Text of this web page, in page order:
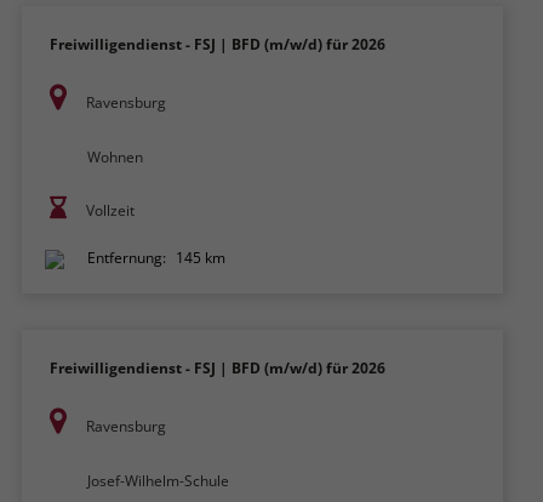
Freiwilligendienst - FSJ | BFD (m/w/d) für 2026
Ravensburg
Wohnen
Vollzeit
Entfernung: 145 km
Freiwilligendienst - FSJ | BFD (m/w/d) für 2026
Ravensburg
Josef-Wilhelm-Schule